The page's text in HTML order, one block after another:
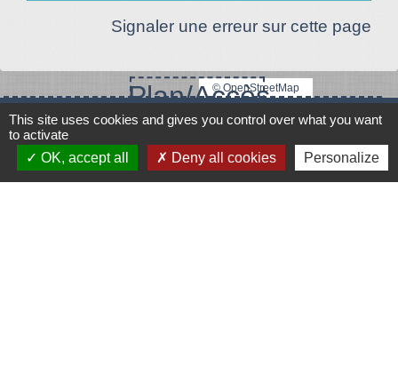
Signaler une erreur sur cette page
Plan/Accès
© OpenStreetMap
Contacts
Mairie de Le Vigeant
7, place Saint-Georges
This site uses cookies and gives you control over what you want
to activate
OK, accept all
Deny all cookies Personalize